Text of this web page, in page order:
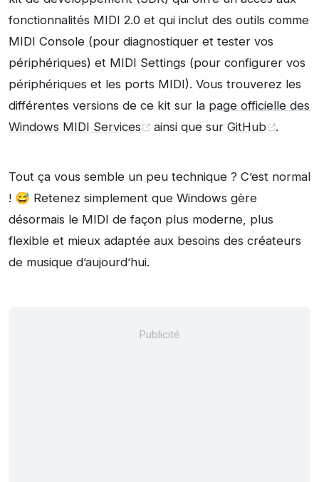
fonctionnalités MIDI 2.0 et qui inclut des outils comme
MIDI Console (pour diagnostiquer et tester vos
périphériques) et MIDI Settings (pour configurer vos
périphériques et les ports MIDI). Vous trouverez les
différentes versions de ce kit sur la page officielle des
Windows MIDI Services
ainsi que sur GitHub .
Tout ça vous semble un peu technique ? C’est normal
! 😅 Retenez simplement que Windows gère
désormais le MIDI de façon plus moderne, plus
flexible et mieux adaptée aux besoins des créateurs
de musique d’aujourd’hui.